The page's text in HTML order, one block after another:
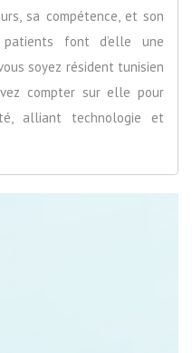
sa compétence, et son
font d’elle une
soyez résident tunisien
compter sur elle pour
alliant technologie et